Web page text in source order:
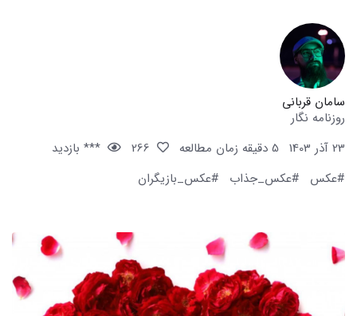
سامان قربانی
روزنامه نگار
23 آذر 1403
5 دقیقه زمان مطالعه
*** بازدید
#عکس
#عکس_جذاب #عکس_بازیگران